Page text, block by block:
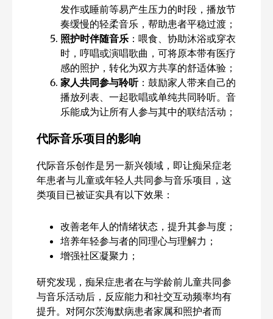
发作或睡前等易产生压力的时段，播放节
奏缓慢的轻柔音乐，帮助患者平稳过渡；
照护时伴随音乐 ：喂食、协助沐浴或穿衣
时，哼唱或演唱歌曲，可将原本带有医疗
感的照护，转化为双方共享的舒适体验；
家人共同参与聆听：鼓励家人带来自己的
播放列表、一起歌唱或单纯共同聆听。音
乐能成为让所有人参与其中的联结活动；
代际音乐项目的影响
代际音乐创作是另一新兴领域，即让痴呆症老
年患者与儿童或年轻人共同参与音乐项目，这
类项目已被证实具有以下效果：
改善老年人的情绪状态，提升其参与度；
培养年轻参与者的同理心与理解力；
增强社区凝聚力；
研究发现，痴呆症患者在与学龄前儿童共同参
与音乐活动后，反应能力和社交互动频率均有
提升。对阿尔茨海默病患者家属和照护者而